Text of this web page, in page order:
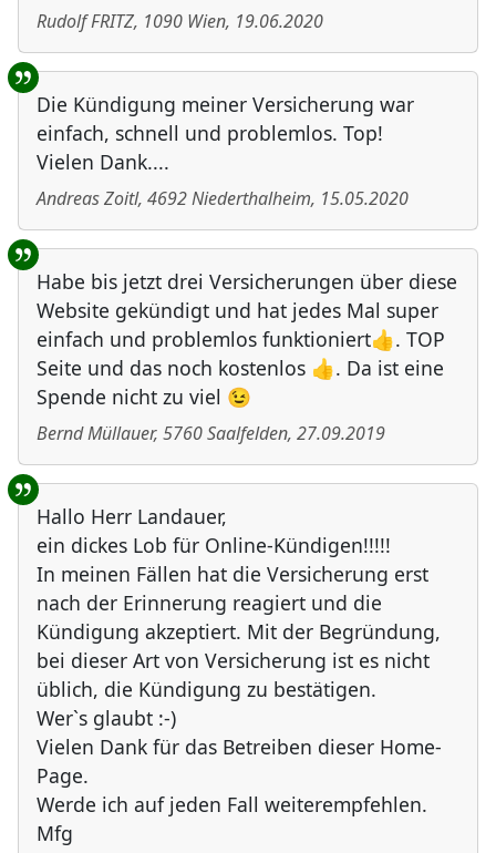
Rudolf FRITZ, 1090 Wien, 19.06.2020
Die Kündigung meiner Versicherung war
einfach, schnell und problemlos. Top!
Vielen Dank....
Andreas Zoitl, 4692Niederthalheim, 15.05.2020
Habe bis jetzt drei Versicherungen über diese
Website gekündigt und hat jedes Mal super
einfach und problemlos funktioniert👍. TOP
Seite und das noch kostenlos 👍. Da ist eine
Spende nicht zu viel 😉
Bernd Müllauer, 5760Saalfelden, 27.09.2019
Hallo Herr Landauer,
ein dickes Lob für Online-Kündigen!!!!!
In meinen Fällen hat die Versicherung erst
nach der Erinnerung reagiert und die
Kündigung akzeptiert. Mit der Begründung,
bei dieser Art von Versicherung ist es nicht
üblich, die Kündigung zu bestätigen.
Wer`s glaubt :-)
Vielen Dank für das Betreiben dieser Home-
Page.
Werde ich auf jeden Fall weiterempfehlen.
Mfg